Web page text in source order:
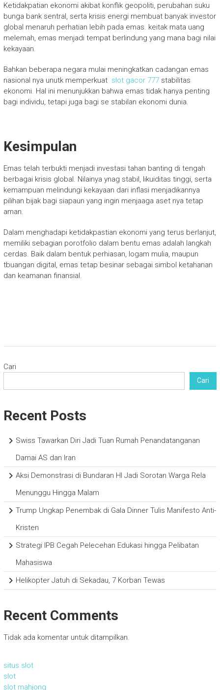
Ketidakpatian ekonomi akibat konflik geopoliti, perubahan suku
bunga bank sentral, serta krisis energi membuat banyak investor
global menaruh perhatian lebih pada emas. keitak mata uang
melemah, emas menjadi tempat berlindung yang mana bagi nilai
kekayaan.
Bahkan beberapa negara mulai meningkatkan cadangan emas
nasional nya unutk memperkuat slot gacor 777stabilitas
ekonomi. Hal ini menunjukkan bahwa emas tidak hanya penting
bagi individu, tetapi juga bagi se stabilan ekonomi dunia.
Kesimpulan
Emas telah terbukti menjadi investasi tahan banting di tengah
berbagai krisis global. Nilainya ynag stabil, likuiditas tinggi, serta
kemampuan melindungi kekayaan dari inflasi menjadikannya
pilihan bijak bagi siapaun yang ingin menjaaga aset nya tetap
aman.
Dalam menghadapi ketidakpastian ekonomi yang terus berlanjut,
memiliki sebagian porotfolio dalam bentu emas adalah langkah
cerdas. Baik dalam bentuk perhiasan, logam mulia, maupun
tbuangan digital, emas tetap besinar sebagai simbol ketahanan
dan keamanan finansial.
Cari
Cari
Recent Posts
Swiss Tawarkan Diri Jadi Tuan Rumah Penandatanganan
Damai AS dan Iran
Aksi Demonstrasi di Bundaran HI Jadi Sorotan Warga Rela
Menunggu Hingga Malam
Trump Ungkap Penembak di Gala Dinner Tulis Manifesto Anti-
Kristen
Strategi IPB Cegah Pelecehan Edukasi hingga Pelibatan
Mahasiswa
Helikopter Jatuh di Sekadau, 7 Korban Tewas
Recent Comments
Tidak ada komentar untuk ditampilkan.
situs slot
slot
slot mahjong